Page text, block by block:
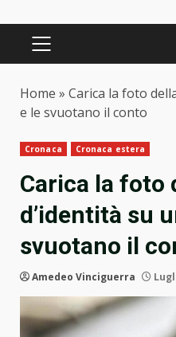
PRIMARY
Home » Carica la foto
e le svuotano il conto
Cronaca Cronaca estera
Carica la foto
d’identità su
svuotano il
Amedeo Vinciguerra